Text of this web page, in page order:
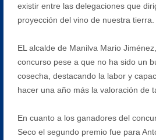
existir entre las delegaciones que
proyección del vino de nuestra tierra.
EL alcalde de Manilva Mario
concurso pese a que no ha sido un
cosecha, destacando la labor y
hacer una año más la valoración de
En cuanto a los ganadores del
Seco el segundo premio fue para